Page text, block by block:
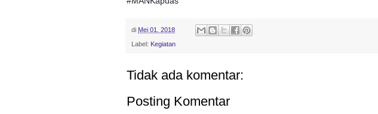
di Mei 01, 2018
Label: Kegiatan
Tidak ada komentar:
Posting Komentar